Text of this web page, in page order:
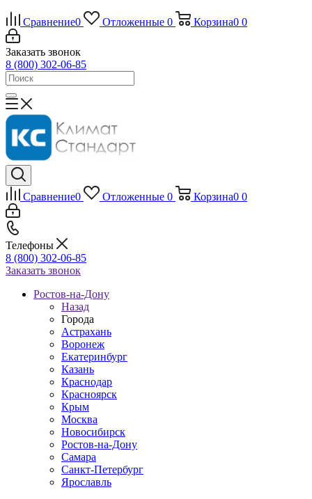
Сравнение0 Отложенные 0 Корзина0 0
Заказать звонок
8 (800) 302-06-85
Сравнение0 Отложенные 0 Корзина0 0
Телефоны
8 (800) 302-06-85
Заказать звонок
Ростов-на-Дону
Назад
Города
Астрахань
Воронеж
Екатеринбург
Казань
Краснодар
Красноярск
Крым
Москва
Новосибирск
Ростов-на-Дону
Самара
Санкт-Петербург
Ярославль